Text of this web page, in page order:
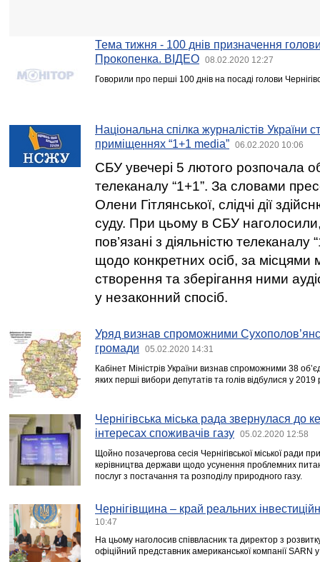
Тема тижня - 100 днів призначення
Прокопенка. ВІДЕО
08.02.2020 12:27
Говорили про перші 100 днів на посаді голови
Національна спілка журналістів України
приміщеннях “1+1 media”
06.02.2020 10:06
СБУ увечері 5 лютого розпочала
телеканалу “1+1”. За словами
Олени Гітлянської, слідчі дії
суду. При цьому в СБУ
пов’язані з діяльністю телеканалу
щодо конкретних осіб, за місцями
створення та зберігання ними
у незаконний спосіб.
Уряд визнав спроможними
громади
05.02.2020 14:31
Кабінет Міністрів України визнав спроможними 38
яких перші вибори депутатів та голів відбулися у 2019
Чернігівська міська рада звернулася до
інтересах споживачів газу
05.02.2020 12:58
Щойно позачергова сесія Чернігівської міської ради
керівництва держави щодо усунення проблемних
послуг з постачання та розподілу природного газу.
Чернігівщина – край реальних
10:47
На цьому наголосив співвласник та директор з
офіційний представник американської компанії